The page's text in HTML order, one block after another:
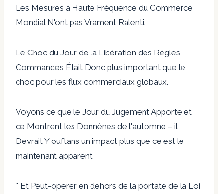
Les Mesures à Haute Fréquence du Commerce
Mondial N'ont pas Vrament Ralenti.
Le Choc du Jour de la Libération des Règles
Commandes Était Donc plus important que le
choc pour les flux commerciaux globaux.
Voyons ce que le Jour du Jugement Apporte et
ce Montrent les Donnènes de l'automne – il
Devrait Y ouftans un impact plus que ce est le
maintenant apparent.
* Et Peut-operer en dehors de la portate de la Loi